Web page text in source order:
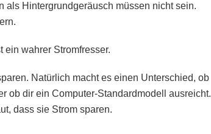
als Hintergrundgeräusch müssen nicht sein.
ein wahrer Stromfresser.
Natürlich macht es einen Unterschied, ob
ob dir ein Computer-Standardmodell ausreicht.
dass sie Strom sparen.